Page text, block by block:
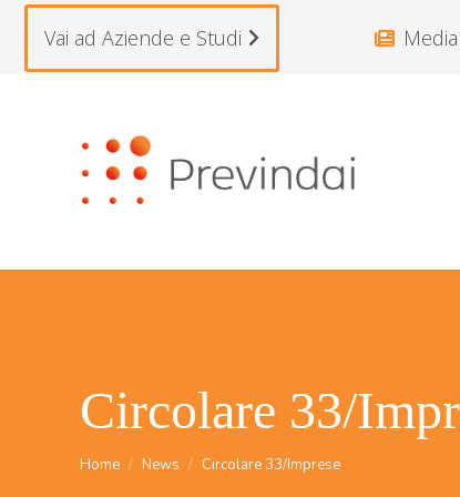
Vai ad Aziende e Studi Media
Circolare 33/
Tu sei qui:
Home News Circolare 33/Imprese